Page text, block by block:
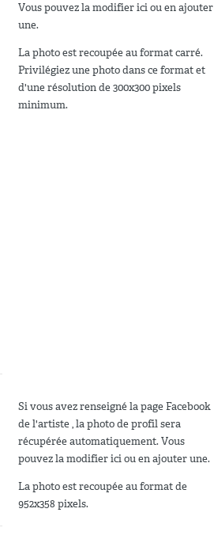
Vous pouvez la modifier ici ou en ajouter
une.
La photo est recoupée au format carré.
Privilégiez une photo dans ce format et
d'une résolution de 300x300 pixels
minimum.
Si vous avez renseigné la page Facebook
de l'artiste , la photo de profil sera
récupérée automatiquement. Vous
pouvez la modifier ici ou en ajouter une.
La photo est recoupée au format de
952x358 pixels.